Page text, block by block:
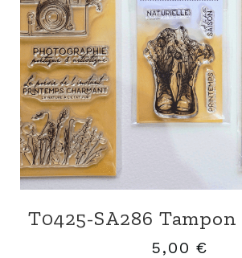
T0425-SA286
5,00 €